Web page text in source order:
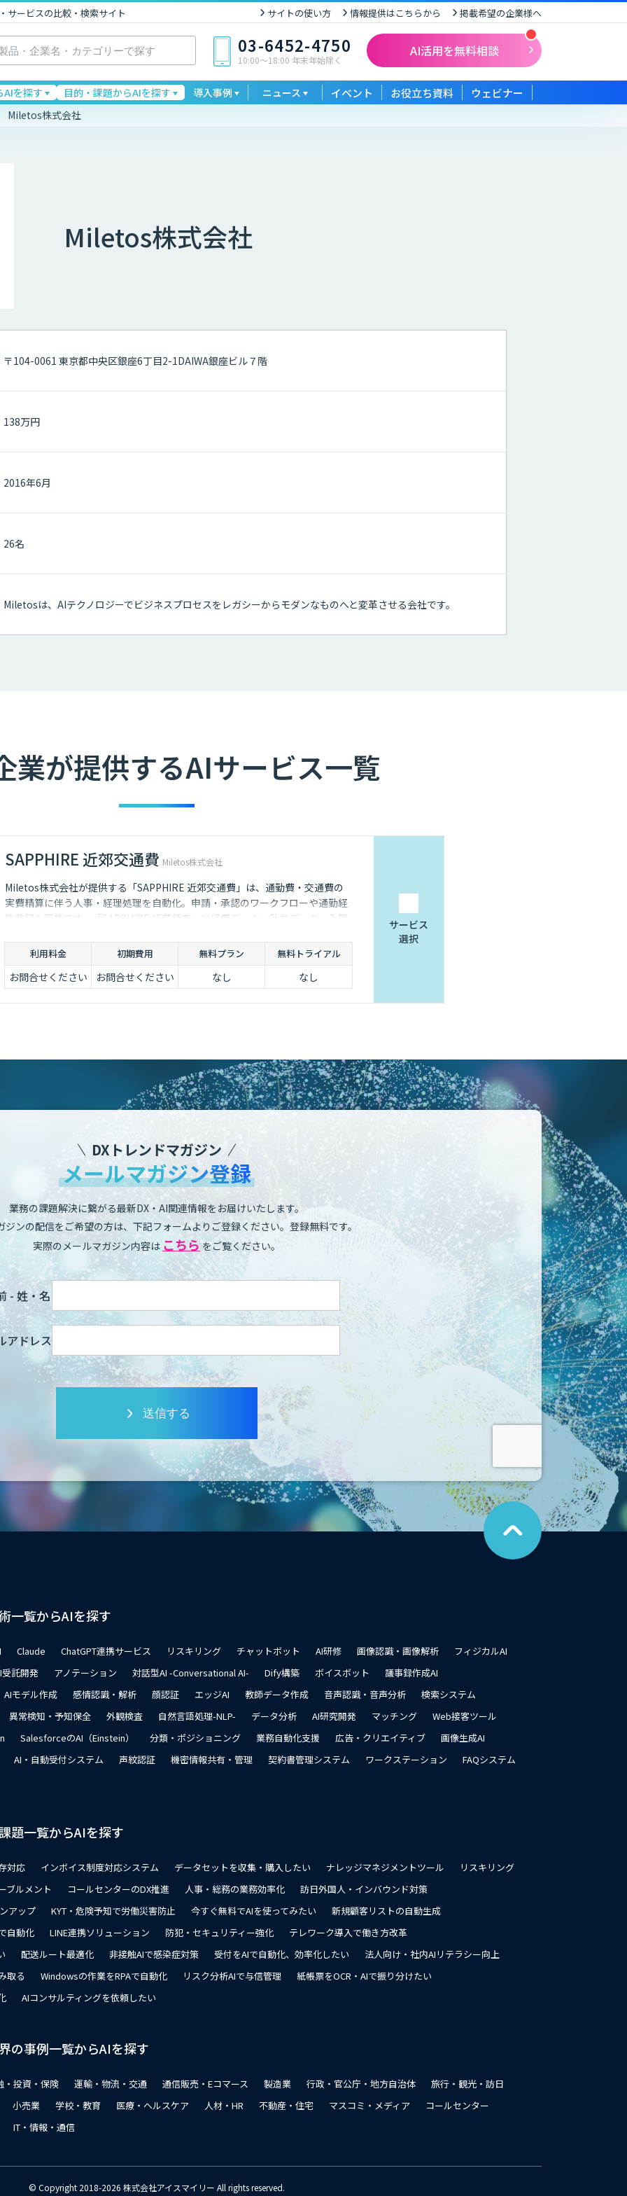
サービスの比較・検索サイト サイトの使い方 情報提供はこちらから 掲載希望の企業様へ
03-6452-4750
10:00〜18:00 年末年始除く
AI活用を無料相談
AIを探す 目的・課題からAIを探す 導入事例 ニュース イベント お役立ち資料 ウェビナー
Miletos株式会社
Miletos株式会社
〒104-0061 東京都中央区銀座6丁目2-1DAIWA銀座ビル７階
138万円
2016年6月
26名
Miletosは、AIテクノロジーでビジネスプロセスをレガシーからモダンなものへと変革させる会社です。
業が提供するAIサービス一覧
SAPPHIRE 近郊交通費 Miletos株式会社
Miletos株式会社が提供する「SAPPHIRE 近郊交通費」は、通勤費・交通費の
実費精算に伴う人事・経理処理を自動化。申請・承認のワークフローや通勤経
路登録も可能です。「SAPPHIRE 経費精査」は経費データ、勤怠データ、入管
と、統制の高度化を実現します。
利用料金 初期費用 無料プラン 無料トライアル
お問合せください お問合せください なし なし
サービス
選択
DXトレンドマガジン
メールマガジン登録
業務の課題解決に繋がる最新DX・AI関連情報をお届けいたします。
ジンの配信をご希望の方は、下記フォームよりご登録ください。登録無料です。
実際のメールマガジン内容は こちら をご覧ください。
- 姓・名
アドレス
送信する
こ
の
ペ
ー
ジ
一覧からAIを探す
Claude ChatGPT連携サービス リスキリング チャットボット AI研修 画像認識・画像解析
フィジカルAI
受託開発
アノテーション 対話型AI -Conversational AI- Dify構築 ボイスボット
議事録作成AI
AIモデル作成
感情認識・解析 顔認証 エッジAI 教師データ作成 音声認識・音声分析
検索システム
異常検知・予知保全
外観検査 自然言語処理-NLP- データ分析 AI研究開発 マッチング
Web接客ツール
SalesforceのAI（Einstein） 分類・ポジショニング 業務自動化支援 広告・クリエイティブ
画像生成AI
AI・自動受付システム
声紋認証 機密情報共有・管理 契約書管理システム ワークステーション FAQシステム
題一覧からAIを探す
対応 インボイス制度対応システム データセットを収集・購入したい ナレッジマネジメントツール
リスキリング
ブルメント
コールセンターのDX推進 人事・総務の業務効率化
訪日外国人・インバウンド対策
アップ
KYT・危険予知で労働災害防止 今すぐ無料でAIを使ってみたい
新規顧客リストの自動生成
自動化
LINE連携ソリューション 防犯・セキュリティー強化
テレワーク導入で働き方改革
配送ルート最適化 非接触AIで感染症対策 受付をAIで自動化、効率化したい
法人向け・社内AIリテラシー向上
取る
Windowsの作業をRPAで自動化 リスク分析AIで与信管理
紙帳票をOCR・AIで振り分けたい
AIコンサルティングを依頼したい
の事例一覧からAIを探す
・投資・保険 運輸・物流・交通 通信販売・Eコマース 製造業 行政・官公庁・地方自治体
旅行・観光・訪日
小売業
学校・教育 医療・ヘルスケア 人材・HR 不動産・住宅 マスコミ・メディア
コールセンター
IT・情報・通信
© Copyright 2018-2026 株式会社アイスマイリー All rights reserved.